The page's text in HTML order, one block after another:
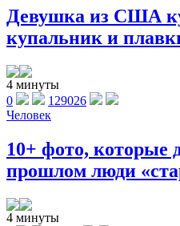
Девушка из США
купальник и
4 минуты
0
129026
Человек
10+ фото, которые
прошлом люди
4 минуты